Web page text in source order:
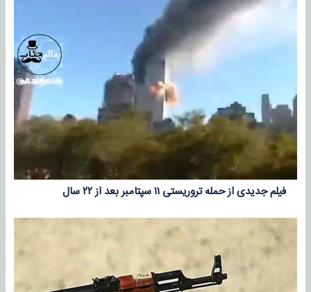
فیلم جدیدی از حمله تروریستی ۱۱ سپتامبر بعد از ۲۲ سال